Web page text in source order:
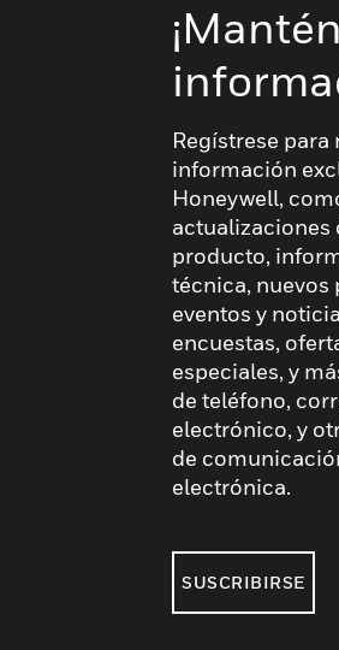
Regístrese para
información
Honeywell,
actualizaciones
producto,
técnica, nuevos
eventos y
encuestas,
especiales, y
de teléfono,
electrónico, y
de
electrónica.
SUSCRIBIRSE